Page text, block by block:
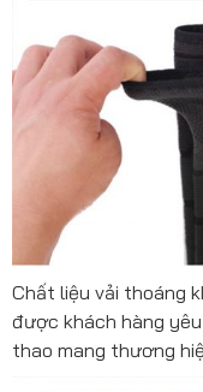
Chất liệu vải thoáng
được khách hàng
thao mang thương